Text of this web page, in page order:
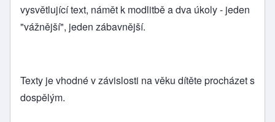
vysvětlující text, námět k modlitbě a dva úkoly - jeden
"vážnější", jeden zábavnější.
Texty je vhodné v závislosti na věku dítěte procházet s
dospělým.